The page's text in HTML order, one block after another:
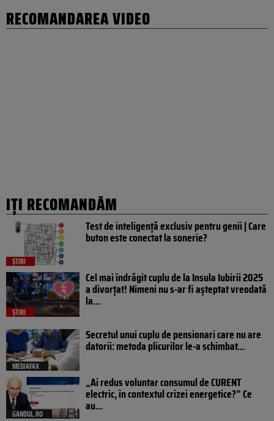
RECOMANDAREA VIDEO
IȚI RECOMANDĂM
ȘTIRI
Test de inteligență exclusiv pentru genii | Care
buton este conectat la sonerie?
ȘTIRI
Cel mai îndrăgit cuplu de la Insula Iubirii 2025
a divorțat! Nimeni nu s-ar fi așteptat vreodată
la…
MEDIAFAX
Secretul unui cuplu de pensionari care nu are
datorii: metoda plicurilor le-a schimbat...
GANDUL.RO
„Ai redus voluntar consumul de CURENT
electric, în contextul crizei energetice?” Ce
au...